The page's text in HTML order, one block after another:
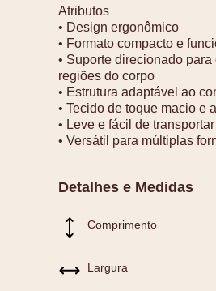
Atributos
• Design ergonômico
• Formato compacto e
• Suporte direcionado para
regiões do corpo
• Estrutura adaptável ao
• Tecido de toque macio e
• Leve e fácil de transportar
• Versátil para múltiplas
Detalhes e Medidas
Comprimento
Largura